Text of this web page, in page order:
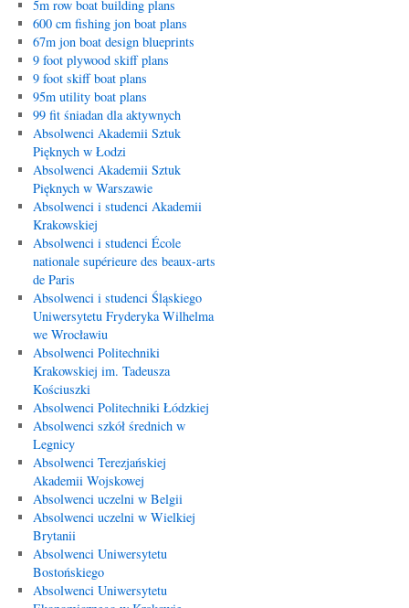
5m row boat building plans
600 cm fishing jon boat plans
67m jon boat design blueprints
9 foot plywood skiff plans
9 foot skiff boat plans
95m utility boat plans
99 fit śniadan dla aktywnych
Absolwenci Akademii Sztuk
Pięknych w Łodzi
Absolwenci Akademii Sztuk
Pięknych w Warszawie
Absolwenci i studenci Akademii
Krakowskiej
Absolwenci i studenci École
nationale supérieure des beaux-arts
de Paris
Absolwenci i studenci Śląskiego
Uniwersytetu Fryderyka Wilhelma
we Wrocławiu
Absolwenci Politechniki
Krakowskiej im. Tadeusza
Kościuszki
Absolwenci Politechniki Łódzkiej
Absolwenci szkół średnich w
Legnicy
Absolwenci Terezjańskiej
Akademii Wojskowej
Absolwenci uczelni w Belgii
Absolwenci uczelni w Wielkiej
Brytanii
Absolwenci Uniwersytetu
Bostońskiego
Absolwenci Uniwersytetu